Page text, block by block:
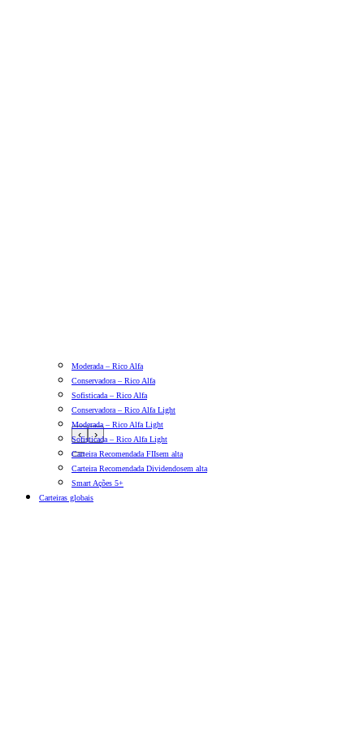
‹ ›
Moderada – Rico Alfa
Conservadora – Rico Alfa
Sofisticada – Rico Alfa
Conservadora – Rico Alfa Light
Moderada – Rico Alfa Light
Sofisticada – Rico Alfa Light
Carteira Recomendada FIIsem alta
Carteira Recomendada Dividendosem alta
Smart Ações 5+
Carteiras globais